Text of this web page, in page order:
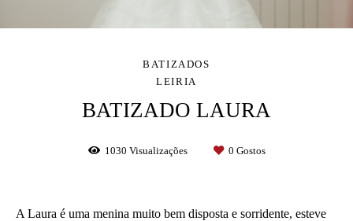
BATIZADOS
LEIRIA
BATIZADO LAURA
1030 Visualizações 0 Gostos
A Laura é uma menina muito bem disposta e sorridente, esteve